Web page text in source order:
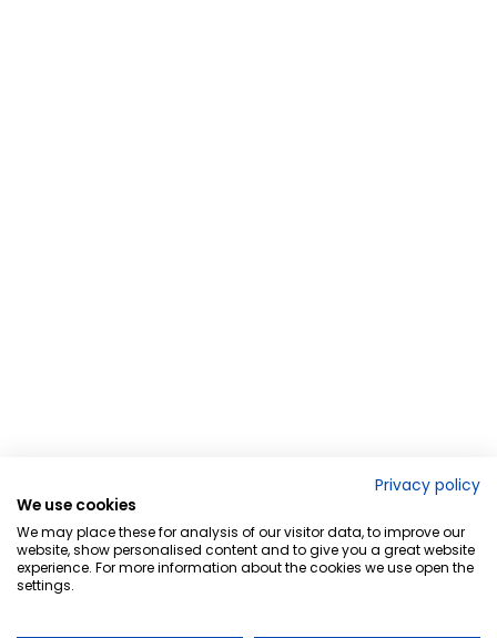
Privacy policy
We use cookies
We may place these for analysis of our visitor data, to improve our
website, show personalised content and to give you a great website
experience. For more information about the cookies we use open the
settings.